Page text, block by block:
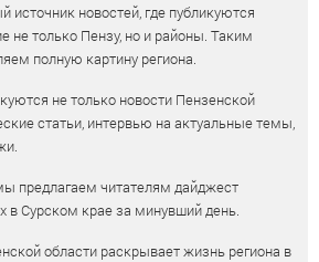
источник новостей, где публикуются
не только Пензу, но и районы. Таким
полную картину региона.
не только новости Пензенской
статьи, интервью на актуальные темы,
предлагаем читателям дайджест
в Сурском крае за минувший день.
области раскрывает жизнь региона в